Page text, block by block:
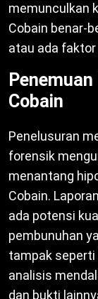
memunculkan
Cobain benar-
atau ada
Cobain
Penelusuran
forensik
menantang
Cobain.
ada potensi
pembunuhan
tampak seperti
analisis
dan bukti